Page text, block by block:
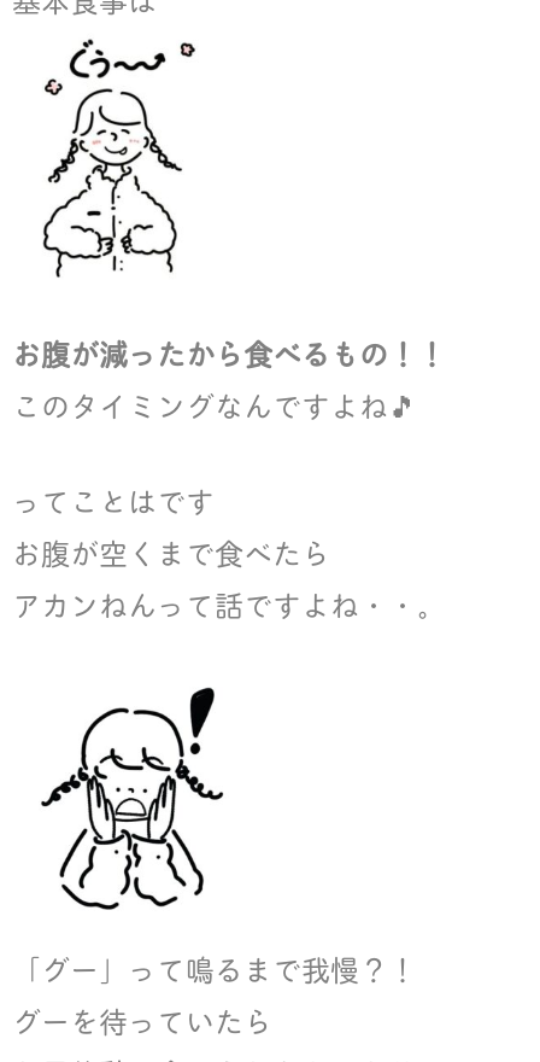
お腹が減ったから食べるもの！！
このタイミングなんですよね🎵
ってことはです
お腹が空くまで食べたら
アカンねんって話ですよね・・。
「グー」って鳴るまで我慢？！
グーを待っていたら